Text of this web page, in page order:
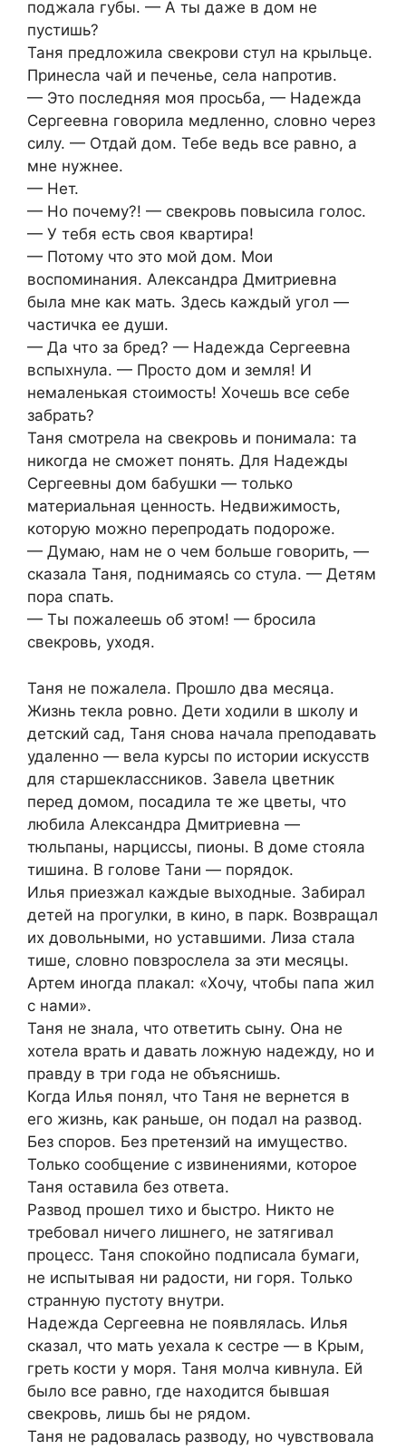
поджала губы. — А ты даже в дом не
пустишь?
Таня предложила свекрови стул на крыльце.
Принесла чай и печенье, села напротив.
— Это последняя моя просьба, — Надежда
Сергеевна говорила медленно, словно через
силу. — Отдай дом. Тебе ведь все равно, а
мне нужнее.
— Нет.
— Но почему?! — свекровь повысила голос.
— У тебя есть своя квартира!
— Потому что это мой дом. Мои
воспоминания. Александра Дмитриевна
была мне как мать. Здесь каждый угол —
частичка ее души.
— Да что за бред? — Надежда Сергеевна
вспыхнула. — Просто дом и земля! И
немаленькая стоимость! Хочешь все себе
забрать?
Таня смотрела на свекровь и понимала: та
никогда не сможет понять. Для Надежды
Сергеевны дом бабушки — только
материальная ценность. Недвижимость,
которую можно перепродать подороже.
— Думаю, нам не о чем больше говорить, —
сказала Таня, поднимаясь со стула. — Детям
пора спать.
— Ты пожалеешь об этом! — бросила
свекровь, уходя.
Таня не пожалела. Прошло два месяца.
Жизнь текла ровно. Дети ходили в школу и
детский сад, Таня снова начала преподавать
удаленно — вела курсы по истории искусств
для старшеклассников. Завела цветник
перед домом, посадила те же цветы, что
любила Александра Дмитриевна —
тюльпаны, нарциссы, пионы. В доме стояла
тишина. В голове Тани — порядок.
Илья приезжал каждые выходные. Забирал
детей на прогулки, в кино, в парк. Возвращал
их довольными, но уставшими. Лиза стала
тише, словно повзрослела за эти месяцы.
Артем иногда плакал: «Хочу, чтобы папа жил
с нами».
Таня не знала, что ответить сыну. Она не
хотела врать и давать ложную надежду, но и
правду в три года не объяснишь.
Когда Илья понял, что Таня не вернется в
его жизнь, как раньше, он подал на развод.
Без споров. Без претензий на имущество.
Только сообщение с извинениями, которое
Таня оставила без ответа.
Развод прошел тихо и быстро. Никто не
требовал ничего лишнего, не затягивал
процесс. Таня спокойно подписала бумаги,
не испытывая ни радости, ни горя. Только
странную пустоту внутри.
Надежда Сергеевна не появлялась. Илья
сказал, что мать уехала к сестре — в Крым,
греть кости у моря. Таня молча кивнула. Ей
было все равно, где находится бывшая
свекровь, лишь бы не рядом.
Таня не радовалась разводу, но чувствовала